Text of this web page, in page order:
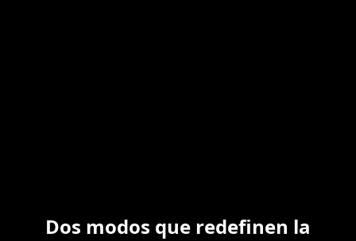
Dos modos que redefinen la